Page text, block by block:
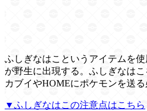
ふしぎなはこというアイテムを
が野生に出現する。ふしぎなは
カブイやHOMEにポケモンを送る
▼ふしぎなはこの注意点はこちら